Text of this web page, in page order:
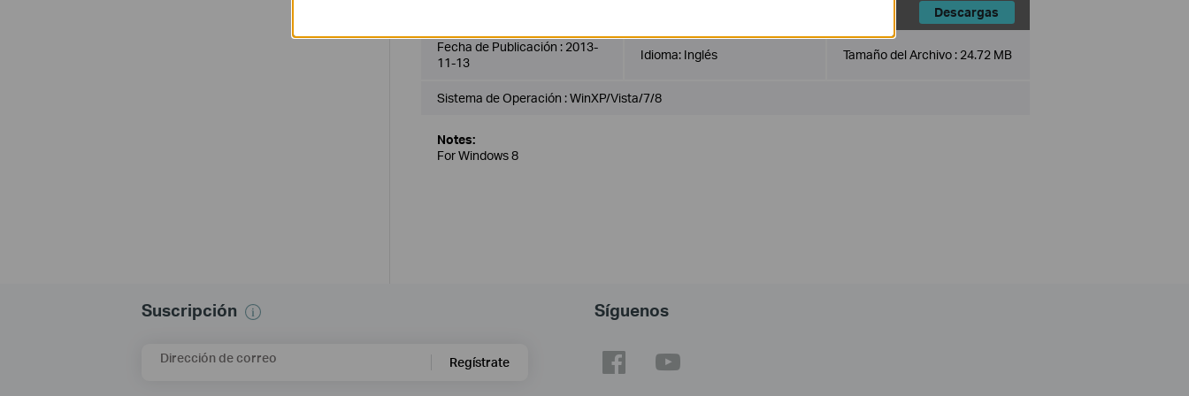
Descargas
Fecha de Publicación : 2013-
11-13
Idioma: Inglés Tamaño del Archivo : 24.72 MB
Sistema de Operación : WinXP/Vista/7/8
Notes:
For Windows 8
Suscripción
Dirección de correo Regístrate
Síguenos